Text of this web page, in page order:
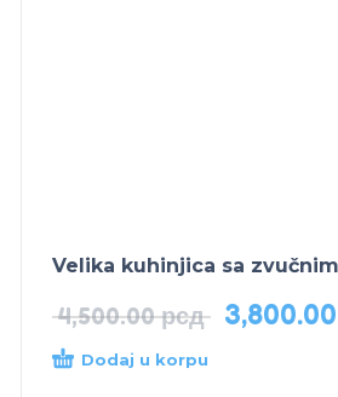
Velika kuhinjica sa
4,500.00рсд 3,800.00
Dodaj u korpu